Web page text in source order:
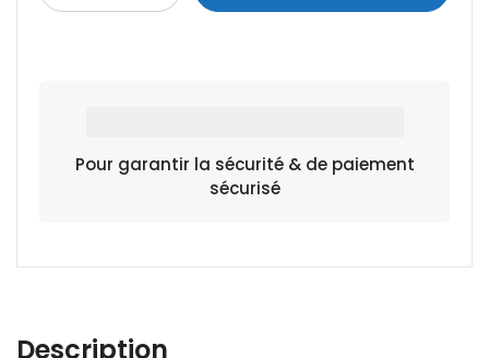
Pour garantir la sécurité & de paiement
sécurisé
Description